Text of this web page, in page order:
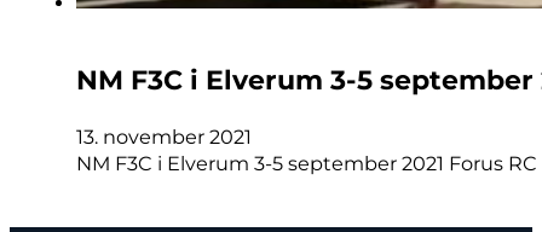
NM F3C i Elverum 3-5 september
13. november 2021
NM F3C i Elverum 3-5 september 2021 Forus